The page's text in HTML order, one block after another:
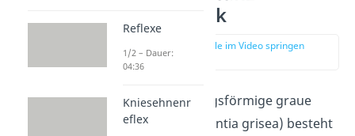
Rückenmark
zur Stelle im Video springen
Die schmetterlingsförmige graue
Substanz (Substantia grisea) besteht
Reflexe
1/2 – Dauer:
04:36
Kniesehnenr
eflex